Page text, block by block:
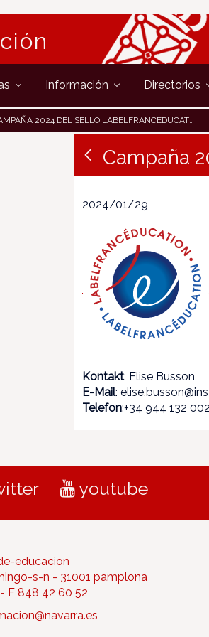
Información Directorios
2024 DEL SELLO LABELFRANCEDUCATION
Campaña
2024/01/29
Kontakt: Elise Busson
E-Mail:
Telefon:+34 944 132
youtube
educacion
s-n - 31001 pamplona
F 848 42 60 52